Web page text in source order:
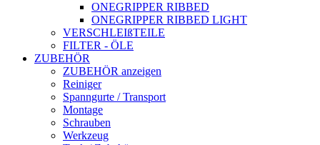
ONEGRIPPER RIBBED
ONEGRIPPER RIBBED LIGHT
VERSCHLEIßTEILE
FILTER - ÖLE
ZUBEHÖR
ZUBEHÖR anzeigen
Reiniger
Spanngurte / Transport
Montage
Schrauben
Werkzeug